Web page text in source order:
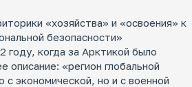
«хозяйства» и «освоения» к
безопасности»
году, когда за Арктикой было
описание: «регион глобальной
с экономической, но и с военной